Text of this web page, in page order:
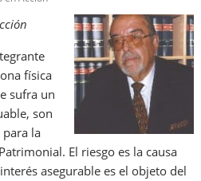
acción
física
sufra un
son
para la
El riesgo es la causa
asegurable es el objeto del